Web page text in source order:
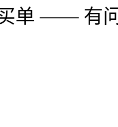
单 —— 有